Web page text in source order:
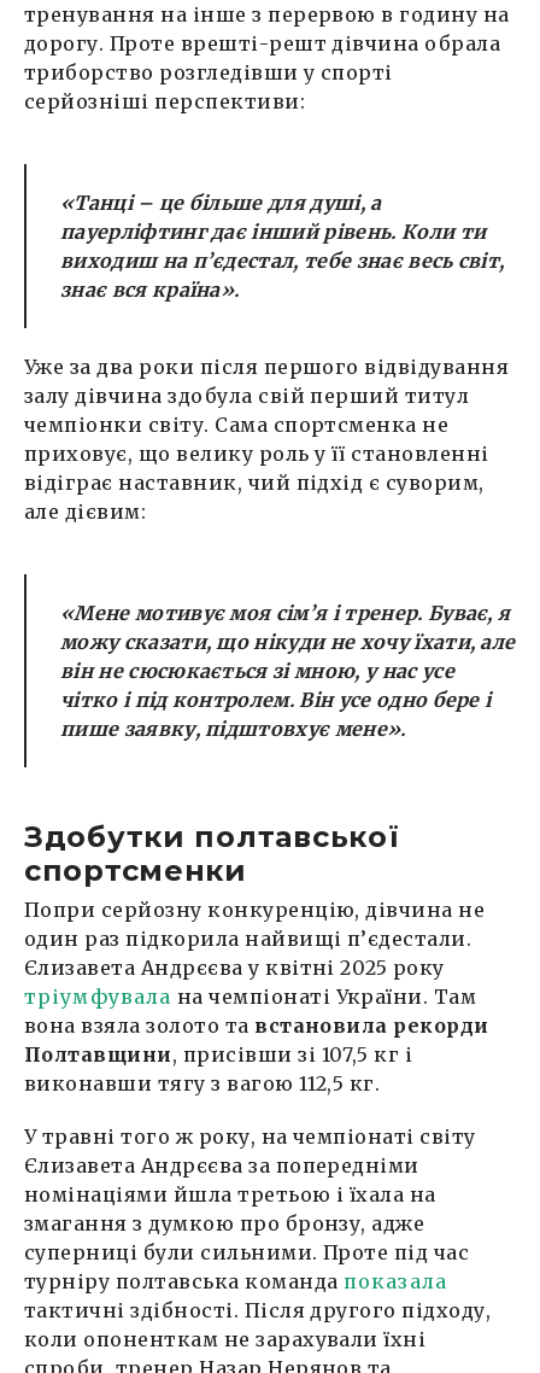
тренування на інше з перервою в годину на
дорогу. Проте врешті-решт дівчина обрала
триборство розгледівши у спорті
серйозніші перспективи:
«Танці – це більше для душі, а
пауерліфтинг дає інший рівень. Коли ти
виходиш на п’єдестал, тебе знає весь світ,
знає вся країна».
Уже за два роки після першого відвідування
залу дівчина здобула свій перший титул
чемпіонки світу. Сама спортсменка не
приховує, що велику роль у її становленні
відіграє наставник, чий підхід є суворим,
але дієвим:
«Мене мотивує моя сім’я і тренер. Буває, я
можу сказати, що нікуди не хочу їхати, але
він не сюсюкається зі мною, у нас усе
чітко і під контролем. Він усе одно бере і
пише заявку, підштовхує мене».
Здобутки полтавської
спортсменки
Попри серйозну конкуренцію, дівчина не
один раз підкорила найвищі п’єдестали.
Єлизавета Андрєєва у квітні 2025 року
тріумфувала на чемпіонаті України. Там
вона взяла золото та встановила рекорди
Полтавщини, присівши зі 107,5 кг і
виконавши тягу з вагою 112,5 кг.
У травні того ж року, на чемпіонаті світу
Єлизавета Андрєєва за попередніми
номінаціями йшла третьою і їхала на
змагання з думкою про бронзу, адже
суперниці були сильними. Проте під час
турніру полтавська команда показала
тактичні здібності. Після другого підходу,
коли опоненткам не зарахували їхні
спроби, тренер Назар Нерянов та